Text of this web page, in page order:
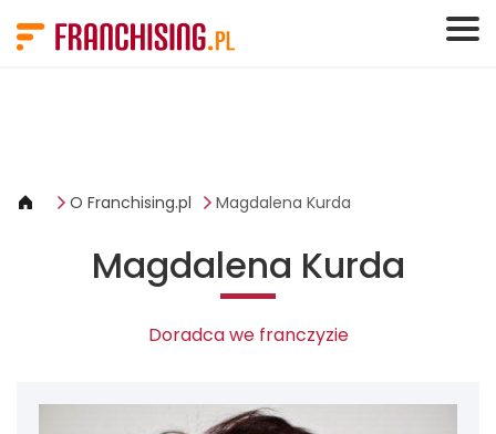
O Franchising.pl Magdalena Kurda
Magdalena Kurda
Doradca we franczyzie